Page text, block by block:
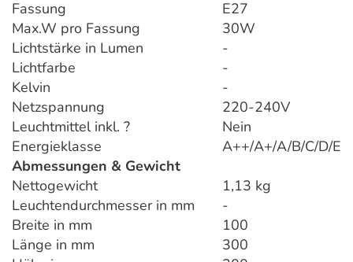
Fassung
E27
Max.W pro Fassung
30W
Lichtstärke in Lumen
-
Lichtfarbe
-
Kelvin
-
Netzspannung
220-240V
Leuchtmittel inkl. ?
Nein
Energieklasse
A++/A+/A/B/C/D/E
Abmessungen & Gewicht
Nettogewicht
1,13 kg
Leuchtendurchmesser in mm
-
Breite in mm
100
Länge in mm
300